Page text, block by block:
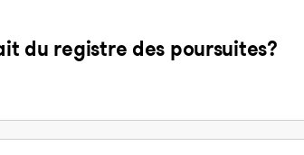
du registre des poursuites?